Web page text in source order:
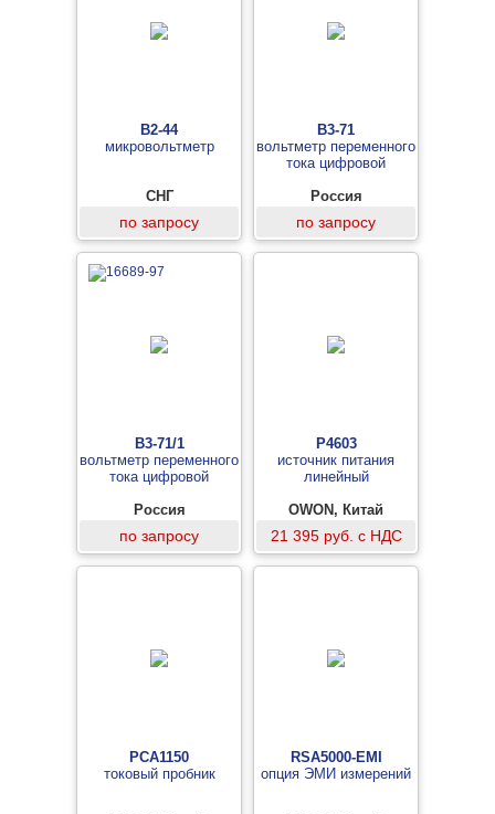
В2-44
микровольтметр
СНГ
по запросу
В3-71
вольтметр переменного
тока цифровой
Россия
по запросу
В3-71/1
вольтметр переменного
тока цифровой
Россия
по запросу
P4603
источник питания
линейный
OWON, Китай
21 395 руб. с НДС
PCA1150
токовый пробник
RSA5000-EMI
опция ЭМИ измерений